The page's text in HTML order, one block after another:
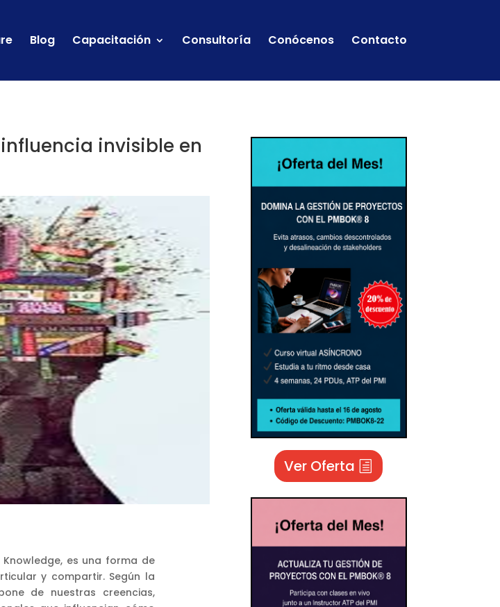
Blog Capacitación Consultoría Conócenos Contacto
invisible en
es una forma de
y compartir. Según la
de nuestras creencias,
Ver Oferta